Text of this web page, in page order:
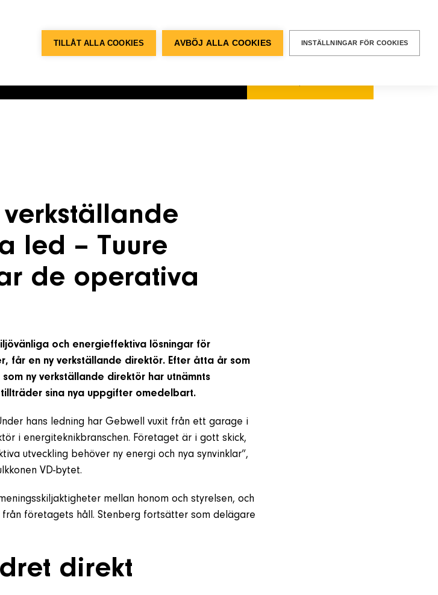
+46 8 515 109 70 Konsumentvägen 12, Älvsjö
Sök
efter:
led – Tuure
de operativa
och energieffektiva lösningar för
får en ny verkställande direktör. Efter åtta år som
ny verkställande direktör har utnämnts
tillträder sina nya uppgifter omedelbart.
hans ledning har Gebwell vuxit från ett garage i
i energiteknikbranschen. Företaget är i gott skick,
utveckling behöver ny energi och nya synvinklar”,
VD-bytet.
mellan honom och styrelsen, och
företagets håll. Stenberg fortsätter som delägare
direkt
TILLÅT ALLA COOKIES AVBÖJ ALLA COOKIES INSTÄLLNINGAR FÖR COOKIES